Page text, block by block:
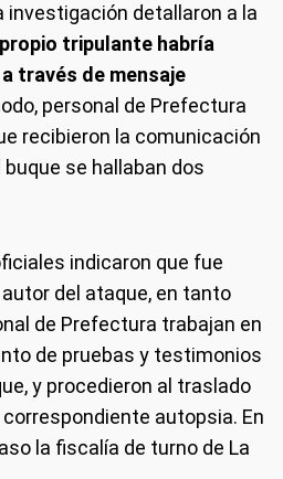
investigación detallaron a la
tripulante habría
través de mensaje
personal de Prefectura
recibieron la comunicación
se hallaban dos
indicaron que fue
del ataque, en tanto
de Prefectura trabajan en
de pruebas y testimonios
y procedieron al traslado
autopsia. En
la fiscalía de turno de La